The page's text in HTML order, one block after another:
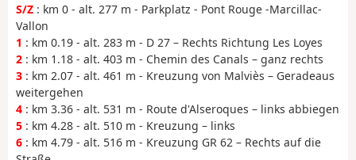
S/Z : km 0 - alt. 277 m - Parkplatz - Pont Rouge -Marcillac-
Vallon
1 : km 0.19 - alt. 283 m - D 27 – Rechts Richtung Les Loyes
2 : km 1.18 - alt. 403 m - Chemin des Canals – ganz rechts
3 : km 2.07 - alt. 461 m - Kreuzung von Malviès – Geradeaus
weitergehen
4 : km 3.36 - alt. 531 m - Route d'Alseroques – links abbiegen
5 : km 4.28 - alt. 510 m - Kreuzung – links
6 : km 4.79 - alt. 516 m - Kreuzung GR 62 – Rechts auf die